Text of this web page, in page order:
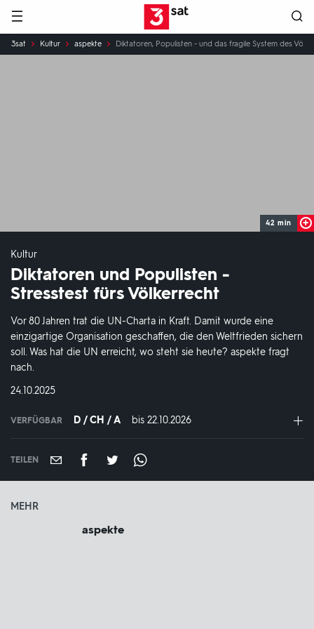
Hauptnavigation 3SAT
Sie
sind
3sat Kultur aspekte Diktatoren, Populisten - und das fragile System des
42 min
Kultur
Diktatoren und Populisten -
Stresstest fürs Völkerrecht
Vor 80 Jahren trat die UN-Charta in Kraft. Damit wurde eine
einzigartige Organisation geschaffen, die den Weltfrieden sichern
soll. Was hat die UN erreicht, wo steht sie heute? aspekte fragt
nach.
DATUM:
24.10.2025
VERFÜGBAR D / CH / A bis 22.10.2026
TEILEN
MEHR
aspekte